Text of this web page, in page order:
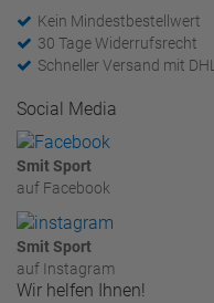
Kein Mindestbestellwert
30 Tage Widerrufsrecht
Schneller Versand mit DHL
Social Media
Smit Sport
auf Facebook
Smit Sport
auf Instagram
Wir helfen Ihnen!